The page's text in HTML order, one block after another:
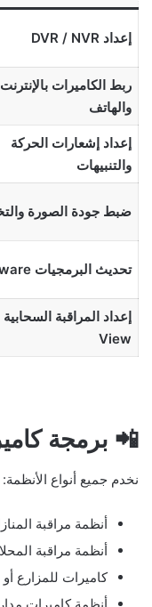
إعداد DVR / NVR
ربط الكاميرات بالإنترنت
والهاتف
إعداد إشعارات الحركة
والتنبيهات
ضبط جودة الصورة
تحديث البرمجيات Firmware
View
📲 برمجة
نخدم جميع أنواع الأنظمة:
أنظمة مراقبة
أنظمة مراقبة
كاميرات للمزارع